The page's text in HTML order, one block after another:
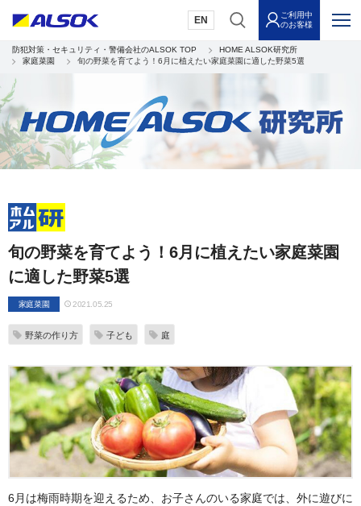
EN
ご利用中
のお客様
防犯対策・セキュリティ・警備会社のALSOK TOP
HOME ALSOK研究所
家庭菜園
旬の野菜を育てよう！6月に植えたい家庭菜園に適した野菜5選
旬の野菜を育てよう！6月に植えたい家庭菜園
に適した野菜5選
家庭菜園 2021.05.25
野菜の作り方 子ども 庭
6月は梅雨時期を迎えるため、お子さんのいる家庭では、外に遊びに